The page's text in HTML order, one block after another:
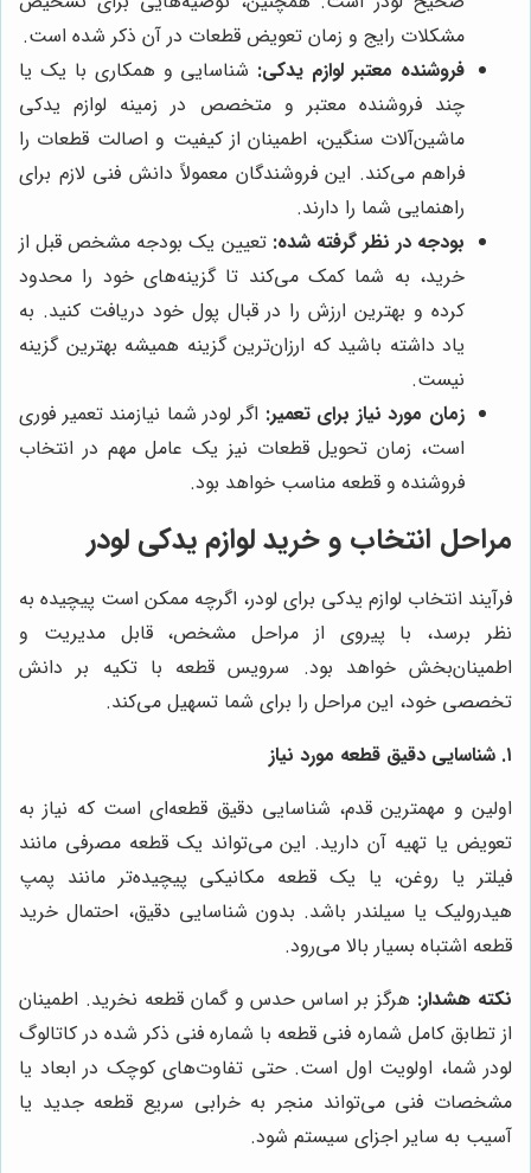
مشکلات رایج و زمان تعویض قطعات در آن ذکر شده است.
فروشنده معتبر لوازم یدکی: شناسایی و همکاری با یک یا
چند فروشنده معتبر و متخصص در زمینه لوازم یدکی
ماشین‌آلات سنگین، اطمینان از کیفیت و اصالت قطعات را
فراهم می‌کند. این فروشندگان معمولاً دانش فنی لازم برای
راهنمایی شما را دارند.
بودجه در نظر گرفته شده: تعیین یک بودجه مشخص قبل از
خرید، به شما کمک می‌کند تا گزینه‌های خود را محدود
کرده و بهترین ارزش را در قبال پول خود دریافت کنید. به
یاد داشته باشید که ارزان‌ترین گزینه همیشه بهترین گزینه
نیست.
زمان مورد نیاز برای تعمیر: اگر لودر شما نیازمند تعمیر فوری
است، زمان تحویل قطعات نیز یک عامل مهم در انتخاب
فروشنده و قطعه مناسب خواهد بود.
مراحل انتخاب و خرید لوازم یدکی لودر
فرآیند انتخاب لوازم یدکی برای لودر، اگرچه ممکن است پیچیده به
نظر برسد، با پیروی از مراحل مشخص، قابل مدیریت و
اطمینان‌بخش خواهد بود. سرویس قطعه با تکیه بر دانش
تخصصی خود، این مراحل را برای شما تسهیل می‌کند.
۱. شناسایی دقیق قطعه مورد نیاز
اولین و مهمترین قدم، شناسایی دقیق قطعه‌ای است که نیاز به
تعویض یا تهیه آن دارید. این می‌تواند یک قطعه مصرفی مانند
فیلتر یا روغن، یا یک قطعه مکانیکی پیچیده‌تر مانند پمپ
هیدرولیک یا سیلندر باشد. بدون شناسایی دقیق، احتمال خرید
قطعه اشتباه بسیار بالا می‌رود.
نکته هشدار: هرگز بر اساس حدس و گمان قطعه نخرید. اطمینان
از تطابق کامل شماره فنی قطعه با شماره فنی ذکر شده در کاتالوگ
لودر شما، اولویت اول است. حتی تفاوت‌های کوچک در ابعاد یا
مشخصات فنی می‌تواند منجر به خرابی سریع قطعه جدید یا
آسیب به سایر اجزای سیستم شود.